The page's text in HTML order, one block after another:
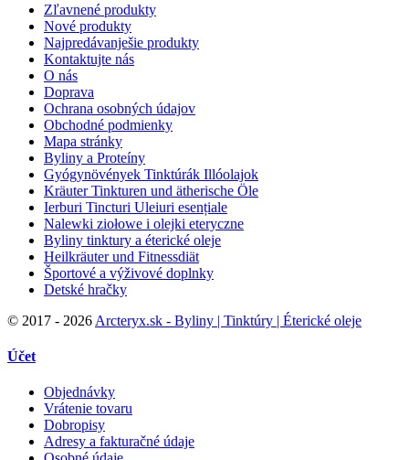
Zľavnené produkty
Nové produkty
Najpredávanješie produkty
Kontaktujte nás
O nás
Doprava
Ochrana osobných údajov
Obchodné podmienky
Mapa stránky
Byliny a Proteíny
Gyógynövények Tinktúrák Illóolajok
Kräuter Tinkturen und ätherische Öle
Ierburi Tincturi Uleiuri esențiale
Nalewki ziołowe i olejki eteryczne
Byliny tinktury a éterické oleje
Heilkräuter und Fitnessdiät
Športové a výživové doplnky
Detské hračky
© 2017 - 2026 Arcteryx.sk - Byliny | Tinktúry | Éterické oleje
Účet
Objednávky
Vrátenie tovaru
Dobropisy
Adresy a fakturačné údaje